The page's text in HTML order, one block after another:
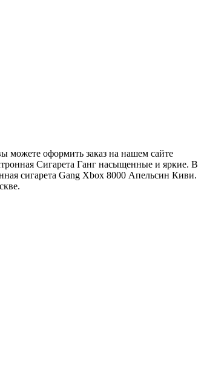
оформить заказ на нашем сайте
Сигарета Ганг насыщенные и яркие. В
сигарета Gang Xbox 8000 Апельсин Киви.